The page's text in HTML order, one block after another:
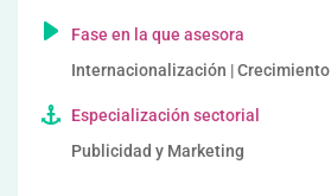
Fase en la que asesora
Internacionalización | Crecimiento
Especialización sectorial
Publicidad y Marketing